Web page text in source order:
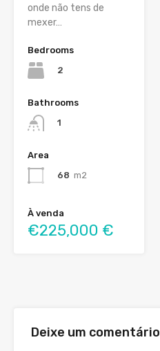
onde não tens de
mexer…
Bedrooms
2
Bathrooms
1
Area
68 m2
À venda
€225,000 €
Deixe um comentário